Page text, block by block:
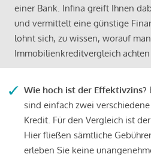
einer Bank. Infina greift Ihnen
und vermittelt eine günstige
lohnt sich, zu wissen, worauf
Immobilienkreditvergleich achten
Wie hoch ist der Effektivzins?
sind einfach zwei
Kredit. Für den Vergleich ist
Hier fließen sämtliche
erleben Sie keine